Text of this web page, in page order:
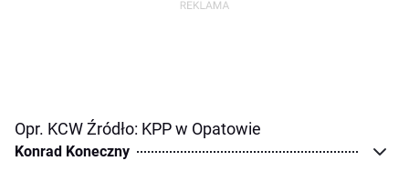
Opr. KCW Źródło: KPP w Opatowie
Konrad Koneczny